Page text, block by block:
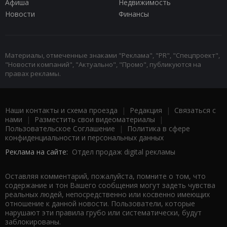
Афиша
Недвижимость
Новости
Финансы
Материалы, отмеченные знаками "Реклама", "PR", "Спецпроект",
"Новости компаний", "Актуально", "Промо", публикуются на
правах рекламы.
Наши контакты и схема проезда | Редакция | Связаться с
нами | Разместить свои видеоматериалы |
Пользовательское Соглашение |
Политика в сфере
конфиденциальности и персональных данных
Реклама на сайте: Отдел продаж digital рекламы
Оставляя комментарий, пожалуйста, помните о том, что
содержание и тон Вашего сообщения могут задеть чувства
реальных людей, непосредственно или косвенно имеющих
отношение к данной новости. Пользователи, которые
нарушают эти правила грубо или систематически, будут
заблокированы.